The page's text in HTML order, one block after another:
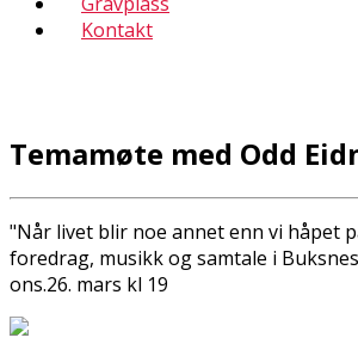
Kontakt
Temamøte med Odd
"Når livet blir noe annet enn vi håpet
foredrag, musikk og samtale i
ons.26. mars kl 19